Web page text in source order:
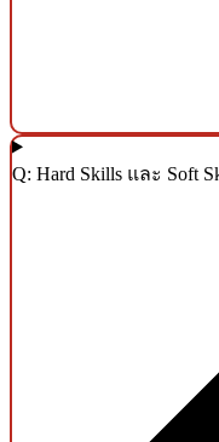
Q: Hard Skills และ